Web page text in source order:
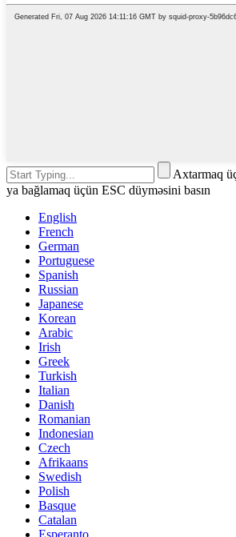
Axtarmaq
ya bağlamaq üçün ESC düyməsini basın
English
French
German
Portuguese
Spanish
Russian
Japanese
Korean
Arabic
Irish
Greek
Turkish
Italian
Danish
Romanian
Indonesian
Czech
Afrikaans
Swedish
Polish
Basque
Catalan